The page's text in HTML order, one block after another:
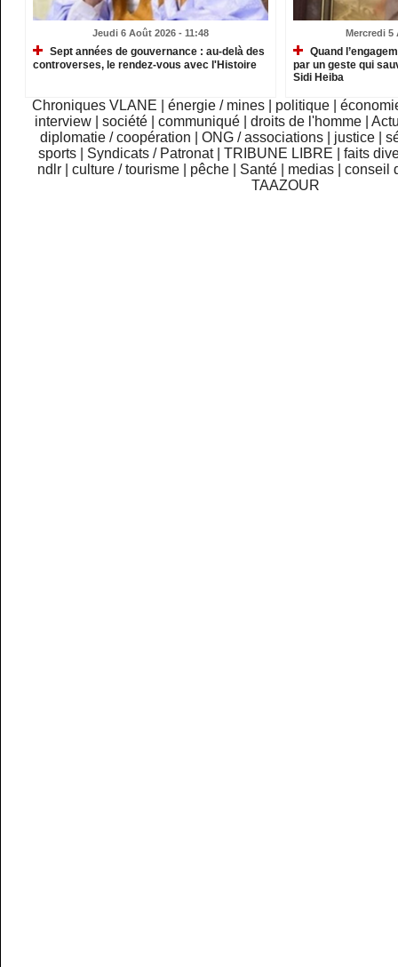
Jeudi 6 Août 2026 - 11:48
Sept années de gouvernance : au-delà des
controverses, le rendez-vous avec l'Histoire
Mercredi 5
Quand
par un geste qui
Sidi Heiba
Chroniques VLANE énergie / mines politique
interview
|société |communiqué |droits de l'homme |
diplomatie / coopération
ONG / associations justice
sports
Syndicats / Patronat TRIBUNE LIBRE
faits
ndlr
|culture / tourisme pêche Santé medias |conseil
TAAZOUR